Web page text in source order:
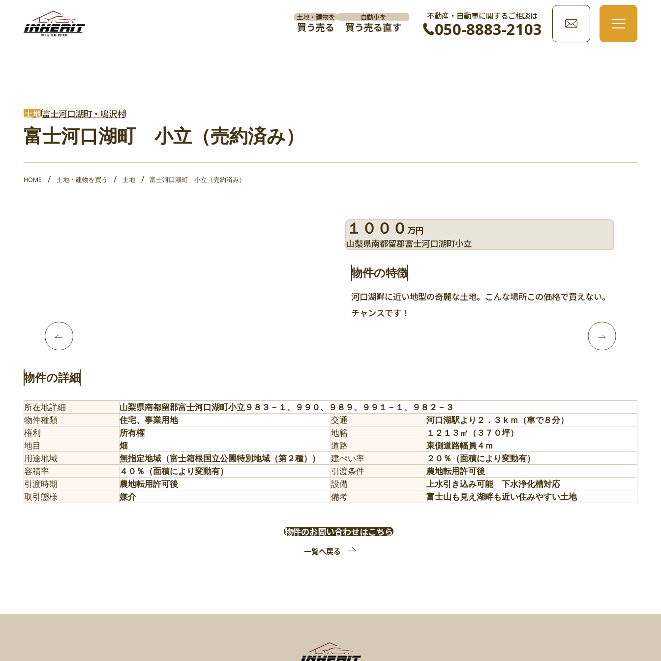
土地・建物を
買う売る
自動車を
買う売る直す
不動産・自動車に関するご相談は
050-8883-2103
土地富士河口湖町・鳴沢村
富士河口湖町 小立（売約済み）
HOME 土地・建物を買う 土地 富士河口湖町 小立（売約済み）
１０００万円
山梨県南都留郡富士河口湖町小立
物件の特徴
河口湖畔に近い地型の奇麗な土地。こんな場所この価格で買えない。
チャンスです！
物件の詳細
所在地詳細
山梨県南都留郡富士河口湖町小立９８３－１、９９０、９８９、９９１－１、９８２－３
物件種類
住宅、事業用地 交通
河口湖駅より２．３ｋｍ（車で８分）
権利
所有権 地籍
１２１３㎡（３７０坪）
地目
畑 道路
東側道路幅員４ｍ
用途地域
無指定地域（富士箱根国立公園特別地域（第２種）） 建ぺい率
２０％（面積により変動有）
容積率
４０％（面積により変動有） 引渡条件
農地転用許可後
引渡時期
農地転用許可後 設備
上水引き込み可能 下水浄化槽対応
取引態様
媒介 備考 富士山も見え湖畔も近い住みやすい土地
物件のお問い合わせはこちら
一覧へ戻る